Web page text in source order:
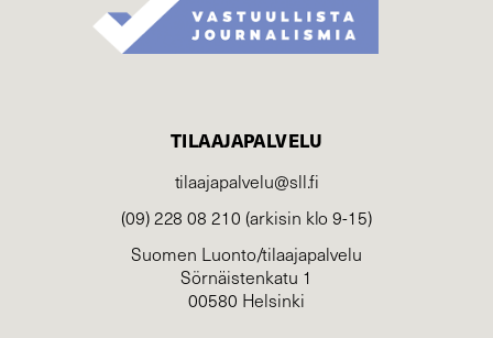
TILAAJAPALVELU
tilaajapalvelu@sll.fi
(09) 228 08 210 (arkisin klo 9-15)
Suomen Luonto/tilaajapalvelu
Sörnäistenkatu 1
00580 Helsinki